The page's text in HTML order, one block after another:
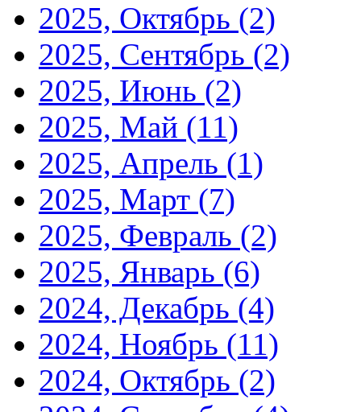
2025, Октябрь (2)
2025, Сентябрь (2)
2025, Июнь (2)
2025, Май (11)
2025, Апрель (1)
2025, Март (7)
2025, Февраль (2)
2025, Январь (6)
2024, Декабрь (4)
2024, Ноябрь (11)
2024, Октябрь (2)